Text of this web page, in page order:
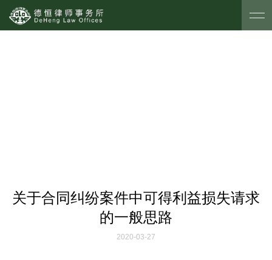
关于合同纠纷案件中可得利益损失请求
的一般思路
2020-03-27